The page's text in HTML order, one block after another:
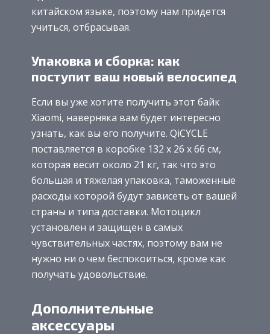
китайском языке, поэтому нам придется
учиться, отбрасывая.
Упаковка и сборка: как
поступит ваш новый велосипед
Если вы уже хотите получить этот байк
Xiaomi, наверняка вам будет интересно
узнать, как вы его получите. QiCYCLE
поставляется в коробке 132 x 26 x 66 см,
которая весит около 21 кг, так что это
большая и тяжелая упаковка, таможенные
расходы которой будут зависеть от вашей
страны и типа доставки. Мотоцикл
установлен и защищен в самых
чувствительных частях, поэтому вам не
нужно ни о чем беспокоиться, кроме как
получать удовольствие.
Дополнительные
аксессуары